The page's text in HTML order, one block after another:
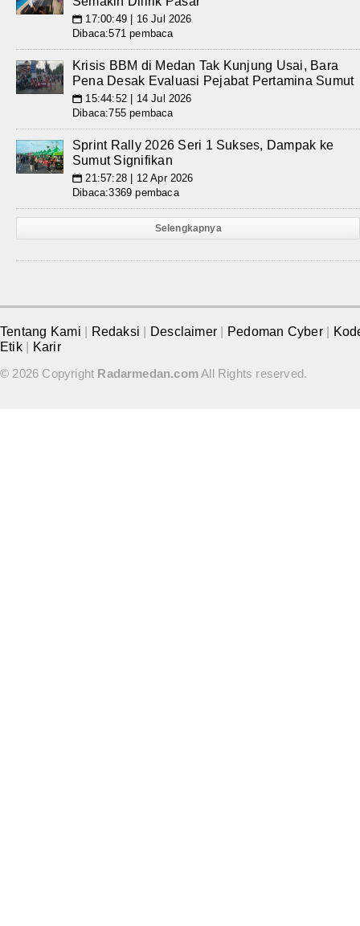
📅 17:00:49 | 16 Jul 2026
Dibaca:571 pembaca
Krisis BBM di Medan Tak Kunjung Usai, Bara
Pena Desak Evaluasi Pejabat Pertamina Sumut
📅 15:44:52 | 14 Jul 2026
Dibaca:755 pembaca
Sprint Rally 2026 Seri 1 Sukses, Dampak ke
Sumut Signifikan
📅 21:57:28 | 12 Apr 2026
Dibaca:3369 pembaca
Selengkapnya
Tentang Kami Redaksi Desclaimer Pedoman Cyber
Etik
Karir
© 2026 Copyright Radarmedan.comAll Rights reserved.